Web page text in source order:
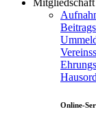
Mitgliedschaft
Online-